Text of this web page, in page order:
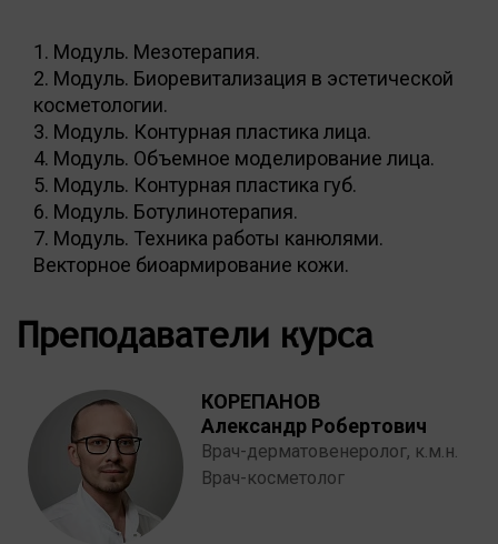
1. Модуль. Мезотерапия.
2. Модуль. Биоревитализация в эстетической
косметологии.
3. Модуль. Контурная пластика лица.
4. Модуль. Объемное моделирование лица.
5. Модуль. Контурная пластика губ.
6. Модуль. Ботулинотерапия.
7. Модуль. Техника работы канюлями.
Векторное биоармирование кожи.
Преподаватели курса
КОРЕПАНОВ
Александр Робертович
Врач-дерматовенеролог, к.м.н.
Врач-косметолог